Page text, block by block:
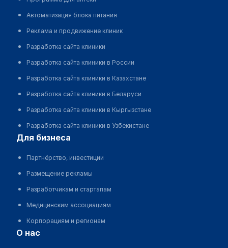
Автоматизация блока питания
Реклама и продвижение клиник
Разработка сайта клиники
Разработка сайта клиники в России
Разработка сайта клиники в Казахстане
Разработка сайта клиники в Беларуси
Разработка сайта клиники в Кыргызстане
Разработка сайта клиники в Узбекистане
для бизнеса
Партнёрство, инвестиции
Размещение рекламы
Разработчикам и стартапам
Медицинским ассоциациям
Корпорациям и регионам
о нас